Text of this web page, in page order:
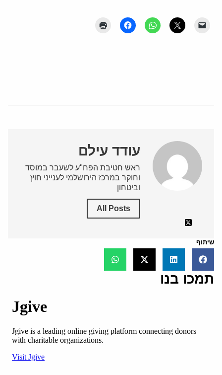
עודד עילם
ראש חטיבת הפח"ע לשעבר במוסד
וחוקר במרכז הירושלמי לענייני חוץ
וביטחון
All Posts
שיתוף
תמכו בנו